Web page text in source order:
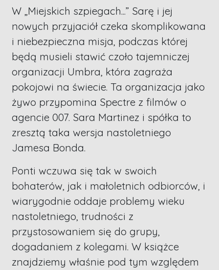
W „Miejskich szpiegach...” Sarę i jej
nowych przyjaciół czeka skomplikowana
i niebezpieczna misja, podczas której
będą musieli stawić czoło tajemniczej
organizacji Umbra, która zagraża
pokojowi na świecie. Ta organizacja jako
żywo przypomina Spectre z filmów o
agencie 007. Sara Martinez i spółka to
zresztą taka wersja nastoletniego
Jamesa Bonda.
Ponti wczuwa się tak w swoich
bohaterów, jak i małoletnich odbiorców, i
wiarygodnie oddaje problemy wieku
nastoletniego, trudności z
przystosowaniem się do grupy,
dogadaniem z kolegami. W książce
znajdziemy właśnie pod tym względem